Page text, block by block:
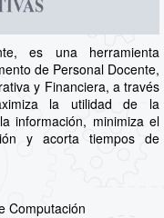
es una herramienta
de Personal Docente,
y Financiera, a través
la utilidad de la
información, minimiza el
y acorta tiempos de
Computación